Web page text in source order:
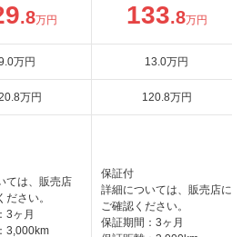
.8万円 133.8万円
.0万円 13.0万円
.8万円 120.8万円
ては、販売店
ださい。
3ヶ月
3,000km
保証付
詳細については、販売店に
ご確認ください。
保証期間：3ヶ月